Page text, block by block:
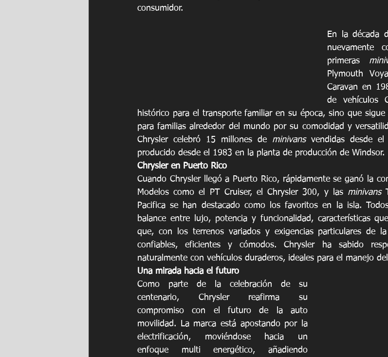
consumidor.
En la década
nuevamente
primeras
Plymouth
Caravan en
de vehículos
histórico para el transporte familiar en su época, sino que
para familias alrededor del mundo por su comodidad y
Chrysler celebró 15 millones de minivans vendidas desde el
producido desde el 1983 en la planta de producción de Windsor.
Chrysler en Puerto Rico
Cuando Chrysler llegó a Puerto Rico, rápidamente se ganó la
Modelos como el PT Cruiser, el Chrysler 300, y las minivans
Pacifica se han destacado como los favoritos en la isla.
balance entre lujo, potencia y funcionalidad, características
que, con los terrenos variados y exigencias particulares de
confiables, eficientes y cómodos. Chrysler ha sabido
naturalmente con vehículos duraderos, ideales para el manejo
Una mirada hacia el futuro
Como parte de la celebración de su
centenario, Chrysler reafirma su
compromiso con el futuro de la auto
movilidad. La marca está apostando por la
electrificación, moviéndose hacia un
enfoque multi energético, añadiendo